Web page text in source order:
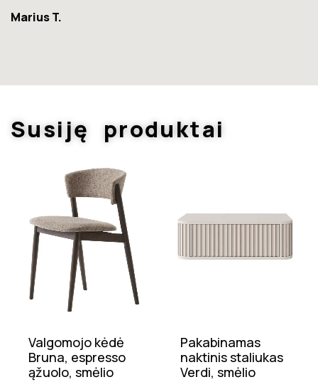
Marius T.
Susiję produktai
Valgomojo kėdė
Bruna, espresso
ąžuolo, smėlio
Pakabinamas
naktinis staliukas
Verdi, smėlio